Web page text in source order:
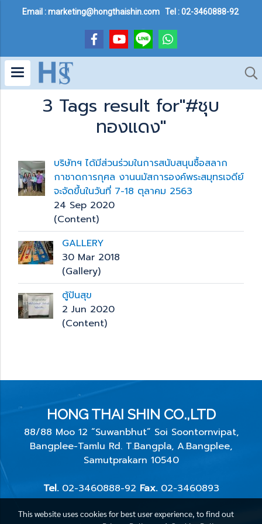
Email : marketing@hongthaishin.com Tel : 02-3460888-92
3 Tags result for"#ชุบ
ทองแดง"
บริษัทฯ ได้มีส่วนร่วมในการสนับสนุนซื้อสลาก
กาชาดการกุศล งานนมัสการองค์พระสมุทรเจดีย์
จะจัดขึ้นในวันที่ 7-18 ตุลาคม 2563
24 Sep 2020
(Content)
GALLERY
30 Mar 2018
(Gallery)
ตู้ปันสุข
2 Jun 2020
(Content)
HONG THAI SHIN CO.,LTD
88/88 Moo 12 “Suwanbhut” Soi Soontornvipat,
Bangplee-Tamlu Rd. T.Bangpla, A.Bangplee,
Samutprakarn 10540
Tel.02-3460888-92 Fax.02-3460893
This website uses cookies for best user experience, to find out